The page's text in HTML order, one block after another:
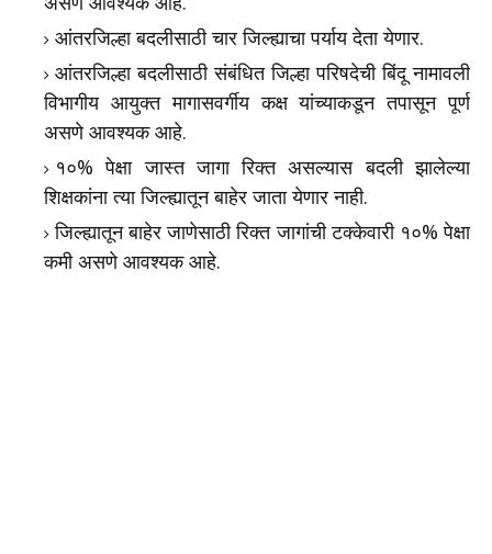
आंतरजिल्हा बदलीसाठी चार जिल्ह्याचा पर्याय देता येणार.
आंतरजिल्हा बदलीसाठी संबंधित जिल्हा परिषदेची बिंदू नामावली
विभागीय आयुक्त मागासवर्गीय कक्ष यांच्याकडून तपासून पूर्ण
असणे आवश्यक आहे.
१०% पेक्षा जास्त जागा रिक्त असल्यास बदली झालेल्या
शिक्षकांना त्या जिल्ह्यातून बाहेर जाता येणार नाही.
जिल्ह्यातून बाहेर जाणेसाठी रिक्त जागांची टक्केवारी १०% पेक्षा
कमी असणे आवश्यक आहे.